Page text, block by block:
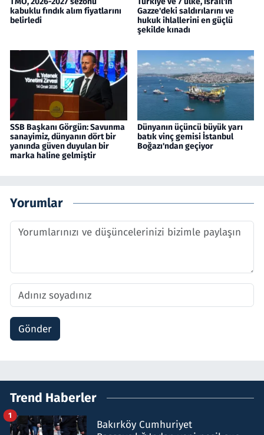
kabuklu fındık alım fiyatlarını
belirledi
Gazze'deki saldırılarını ve
hukuk ihlallerini en güçlü
şekilde kınadı
SSB Başkanı Görgün: Savunma
sanayimiz, dünyanın dört bir
yanında güven duyulan bir
marka haline gelmiştir
Dünyanın üçüncü büyük yarı
batık vinç gemisi İstanbul
Boğazı'ndan geçiyor
Yorumlar
Gönder
Trend Haberler
Bakırköy Cumhuriyet
1